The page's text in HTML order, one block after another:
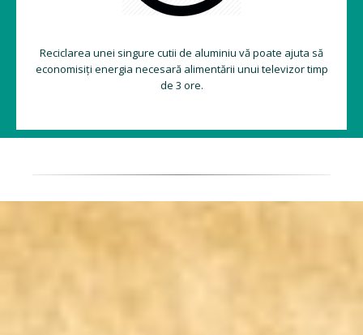
Reciclarea unei singure cutii de aluminiu vă poate ajuta să
economisiți energia necesară alimentării unui televizor timp
de 3 ore.